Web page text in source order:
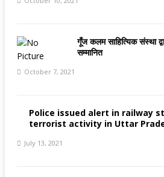
गूँज कलम साहित्यिक संस्था
सम्मानित
October 7, 2021
Police issued alert in railway
terrorist activity in Uttar
July 13, 2021